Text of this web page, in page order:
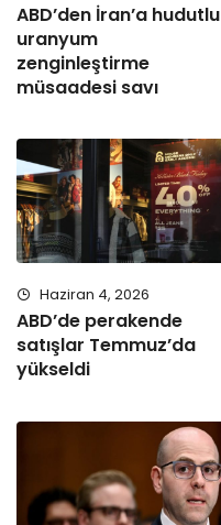
ABD’den İran’a hudutlu
uranyum
zenginleştirme
müsaadesi savı
Haziran 4, 2026
ABD’de perakende
satışlar Temmuz’da
yükseldi